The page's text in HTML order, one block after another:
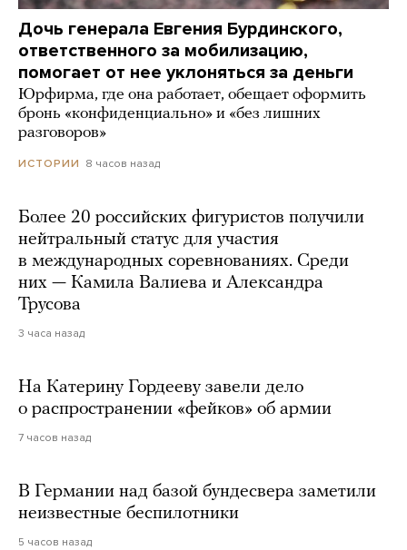
Дочь генерала Евгения Бурдинского,
ответственного за мобилизацию,
помогает от нее уклоняться за деньги
Юрфирма, где она работает, обещает оформить
бронь «конфиденциально» и «без лишних
разговоров»
ИСТОРИИ 8 часов назад
Более 20 российских фигуристов получили
нейтральный статус для участия
в международных соревнованиях. Среди
них — Камила Валиева и Александра
Трусова
3 часа назад
На Катерину Гордееву завели дело
о распространении «фейков» об армии
7 часов назад
В Германии над базой бундесвера заметили
неизвестные беспилотники
5 часов назад